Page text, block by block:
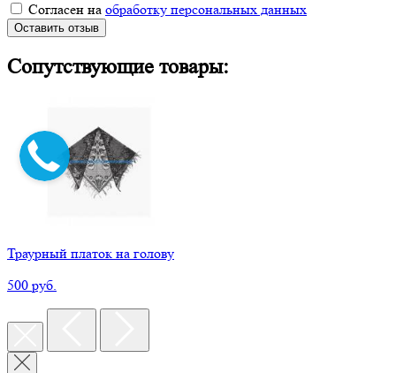
Согласен на обработку персональных данных
Оставить отзыв
Сопутствующие товары:
Траурный платок на голову
500 руб.